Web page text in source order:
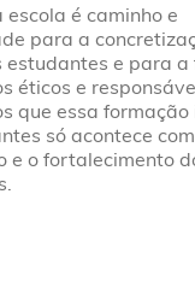
escola é caminho e
para a
estudantes e para
éticos e
que essa
só acontece
e o fortalecimento